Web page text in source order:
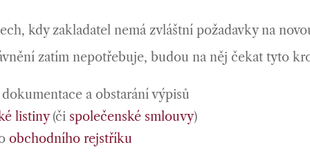
kdy zakladatel nemá zvláštní požadavky na
zatím nepotřebuje, budou na něj čekat tyto
a obstarání výpisů
listiny(či společenské smlouvy)
obchodního rejstříku